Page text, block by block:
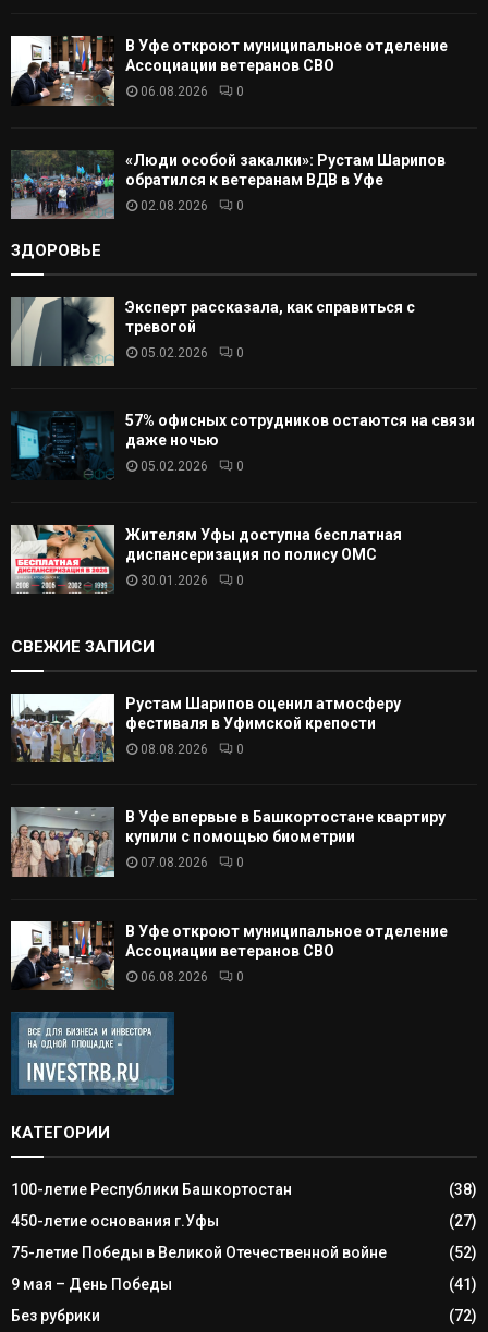
В Уфе откроют муниципальное отделение
Ассоциации ветеранов СВО
06.08.2026 0
«Люди особой закалки»: Рустам Шарипов
обратился к ветеранам ВДВ в Уфе
02.08.2026 0
ЗДОРОВЬЕ
Эксперт рассказала, как справиться с
тревогой
05.02.2026 0
57% офисных сотрудников остаются на связи
даже ночью
05.02.2026 0
Жителям Уфы доступна бесплатная
диспансеризация по полису ОМС
30.01.2026 0
СВЕЖИЕ ЗАПИСИ
Рустам Шарипов оценил атмосферу
фестиваля в Уфимской крепости
08.08.2026 0
В Уфе впервые в Башкортостане квартиру
купили с помощью биометрии
07.08.2026 0
В Уфе откроют муниципальное отделение
Ассоциации ветеранов СВО
06.08.2026 0
КАТЕГОРИИ
100-летие Республики Башкортостан
(38)
450-летие основания г.Уфы
(27)
75-летие Победы в Великой Отечественной войне
(52)
9 мая – День Победы
(41)
Без рубрики
(72)